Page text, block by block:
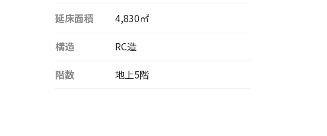
延床面積
4,830㎡
構造
RC造
階数
地上5階